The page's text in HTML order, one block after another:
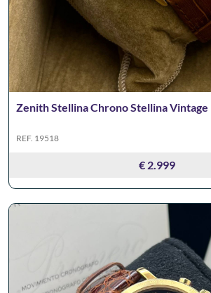
Zenith Stellina Chrono Stellina Vintage
REF. 19518
€ 2.999